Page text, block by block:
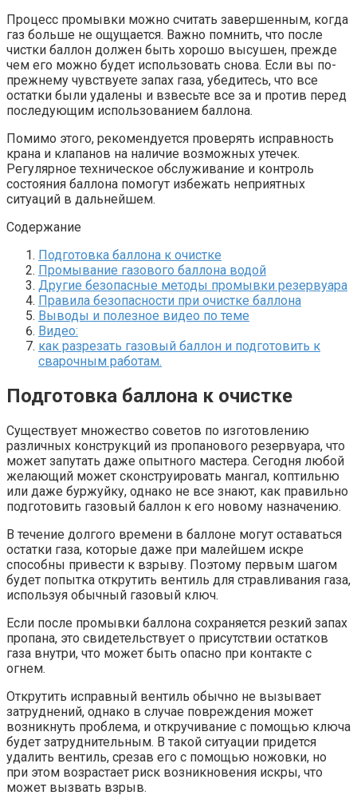
Процесс промывки можно считать завершенным, когда
газ больше не ощущается. Важно помнить, что после
чистки баллон должен быть хорошо высушен, прежде
чем его можно будет использовать снова. Если вы по-
прежнему чувствуете запах газа, убедитесь, что все
остатки были удалены и взвесьте все за и против перед
последующим использованием баллона.
Помимо этого, рекомендуется проверять исправность
крана и клапанов на наличие возможных утечек.
Регулярное техническое обслуживание и контроль
состояния баллона помогут избежать неприятных
ситуаций в дальнейшем.
Содержание
Подготовка баллона к очистке
Промывание газового баллона водой
Другие безопасные методы промывки резервуара
Правила безопасности при очистке баллона
Выводы и полезное видео по теме
Видео:
как разрезать газовый баллон и подготовить к
сварочным работам.
Подготовка баллона к очистке
Существует множество советов по изготовлению
различных конструкций из пропанового резервуара, что
может запутать даже опытного мастера. Сегодня любой
желающий может сконструировать мангал, коптильню
или даже буржуйку, однако не все знают, как правильно
подготовить газовый баллон к его новому назначению.
В течение долгого времени в баллоне могут оставаться
остатки газа, которые даже при малейшем искре
способны привести к взрыву. Поэтому первым шагом
будет попытка открутить вентиль для стравливания газа,
используя обычный газовый ключ.
Если после промывки баллона сохраняется резкий запах
пропана, это свидетельствует о присутствии остатков
газа внутри, что может быть опасно при контакте с
огнем.
Открутить исправный вентиль обычно не вызывает
затруднений, однако в случае повреждения может
возникнуть проблема, и откручивание с помощью ключа
будет затруднительным. В такой ситуации придется
удалить вентиль, срезав его с помощью ножовки, но
при этом возрастает риск возникновения искры, что
может вызвать взрыв.